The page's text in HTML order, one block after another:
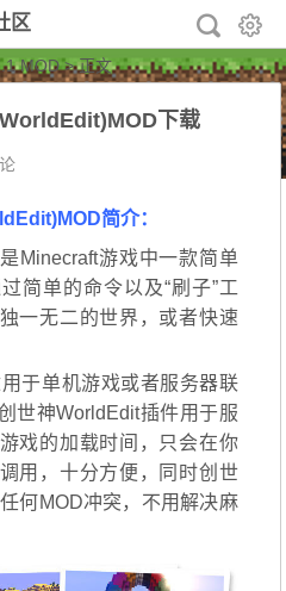
区
MOD> 正文
下载
简介：
Minecraft游戏中一款简单
简单的命令以及“刷子”工
一无二的世界，或者快速
于单机游戏或者服务器联
世神WorldEdit插件用于服
戏的加载时间，只会在你
用，十分方便，同时创世
何MOD冲突，不用解决麻